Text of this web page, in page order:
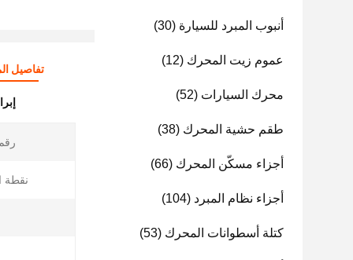
أنبوب المبرد للسيارة (30)
عموم زيت المحرك (12)
محرك السيارات (52)
طقم حشية المحرك (38)
أجزاء مسكّن المحرك (66)
أجزاء نظام المبرد (104)
كتلة أسطوانات المحرك (53)
تفاصيل
نقطة